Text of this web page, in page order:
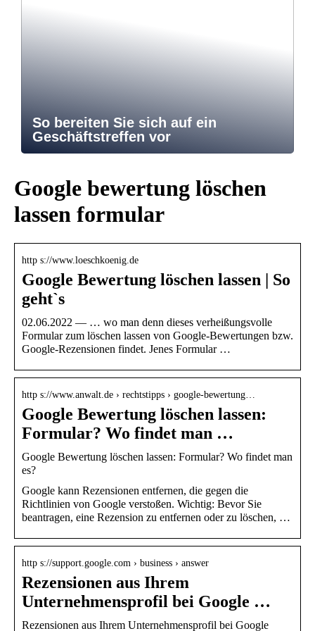
So bereiten Sie sich auf ein
Geschäftstreffen vor
Google bewertung löschen
lassen formular
http s://www.loeschkoenig.de
Google Bewertung löschen lassen | So
geht`s
02.06.2022 — … wo man denn dieses verheißungsvolle
Formular zum löschen lassen von Google-Bewertungen bzw.
Google-Rezensionen findet. Jenes Formular …
http s://www.anwalt.de › rechtstipps › google-bewertung…
Google Bewertung löschen lassen:
Formular? Wo findet man …
Google Bewertung löschen lassen: Formular? Wo findet man
es?
Google kann Rezensionen entfernen, die gegen die
Richtlinien von Google verstoßen. Wichtig: Bevor Sie
beantragen, eine Rezension zu entfernen oder zu löschen, …
http s://support.google.com › business › answer
Rezensionen aus Ihrem
Unternehmensprofil bei Google …
Rezensionen aus Ihrem Unternehmensprofil bei Google